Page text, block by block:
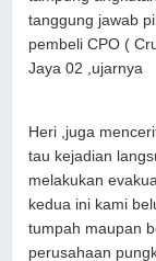
tanggung jawab
pembeli CPO (
Jaya 02 ,ujarnya
Heri ,juga
tau kejadian
melakukan
kedua ini kami
tumpah maupan
perusahaan